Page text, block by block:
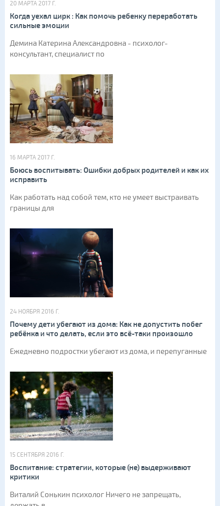
20 МАРТА 2017 Г.
Когда уехал цирк : Как помочь ребенку переработать
сильные эмоции
Демина Катерина Александровна - психолог-
консультант, специалист по
16 МАРТА 2017 Г.
Боюсь воспитывать: Ошибки добрых родителей и как их
исправить
Как работать над собой тем, кто не умеет выстраивать
границы для
24 НОЯБРЯ 2016 Г.
Почему дети убегают из дома: Как не допустить побег
ребёнка и что делать, если это всё-таки произошло
Ежедневно подростки убегают из дома, и перепуганные
15 СЕНТЯБРЯ 2016 Г.
Воспитание: стратегии, которые (не) выдерживают
критики
Виталий Сонькин психолог Ничего не запрещать,